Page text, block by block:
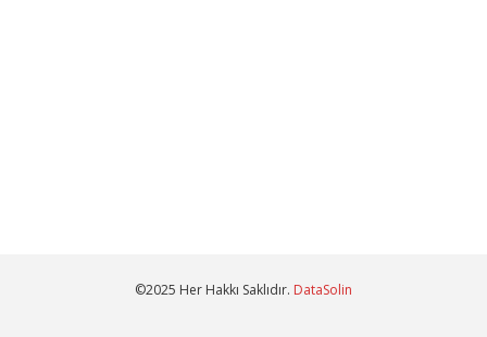
©2025 Her Hakkı Saklıdır. DataSolin